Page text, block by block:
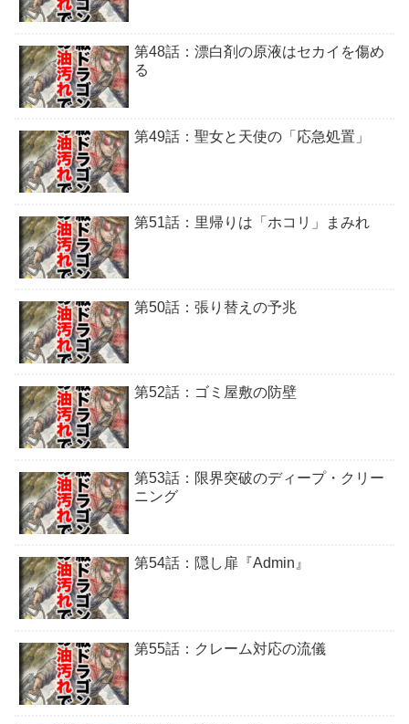
第48話：漂白剤の原液はセカイを傷め
る
第49話：聖女と天使の「応急処置」
第51話：里帰りは「ホコリ」まみれ
第50話：張り替えの予兆
第52話：ゴミ屋敷の防壁
第53話：限界突破のディープ・クリー
ニング
第54話：隠し扉『Admin』
第55話：クレーム対応の流儀